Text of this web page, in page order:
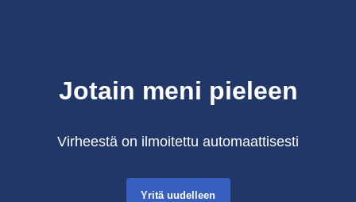
Jotain meni pieleen
Virheestä on ilmoitettu automaattisesti
Yritä uudelleen